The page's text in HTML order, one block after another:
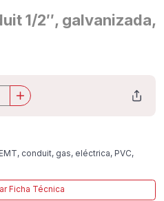
1/2″, galvanizada,
conduit, gas, eléctrica, PVC,
Ficha Técnica